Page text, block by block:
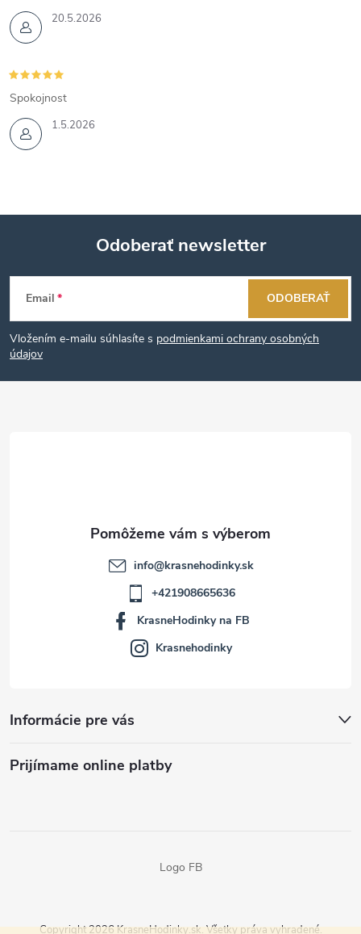
20.5.2026
1.5.2026
Spokojnost
Z
á
p
Odoberať newsletter
Email
Vložením e-mailu súhlasíte s podmienkami ochrany osobných
údajov
ODOBERAŤ
Informácie pre vás
Prijímame online platby
info@krasnehodinky.sk
+421908665636
KrasneHodinky na FB
Krasnehodinky
Logo FB
Copyright 2026 KrasneHodinky.sk. Všetky práva vyhradené.